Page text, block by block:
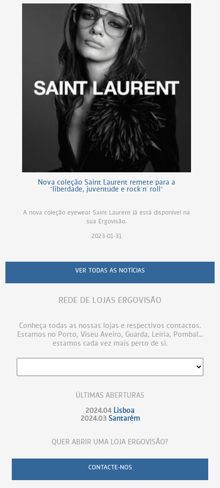
Nova coleção Saint Laurent remete para a
"liberdade, juventude e rock'n' roll"
A nova coleção eyewear Saint Laurent já está disponível na
sua Ergovisão.
2023-01-31
VER TODAS AS NOTÍCIAS
REDE DE LOJAS ERGOVISÃO
Conheça todas as nossas lojas e respectivos contactos.
Estamos no Porto, Viseu Aveiro, Guarda, Leiria, Pombal...
estamos cada vez mais perto de si.
ÚLTIMAS ABERTURAS
2024.04 Lisboa
2024.03 Santarém
QUER ABRIR UMA LOJA ERGOVISÃO?
CONTACTE-NOS